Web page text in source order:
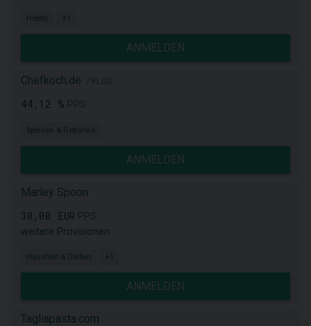
Hobby +1
ANMELDEN
Chefkoch.de
44,12 %
Speisen & Getränke
ANMELDEN
Marley Spoon
30,00 EUR
weitere Provisionen
Haushalt & Garten +1
ANMELDEN
Tagliapasta.com